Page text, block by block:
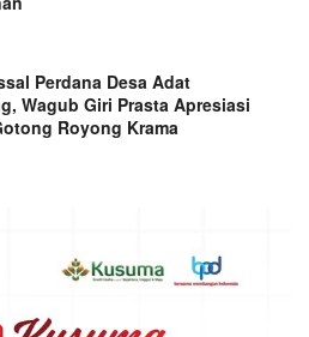
Perdana Desa Adat
Wagub Giri Prasta Apresiasi
Royong Krama